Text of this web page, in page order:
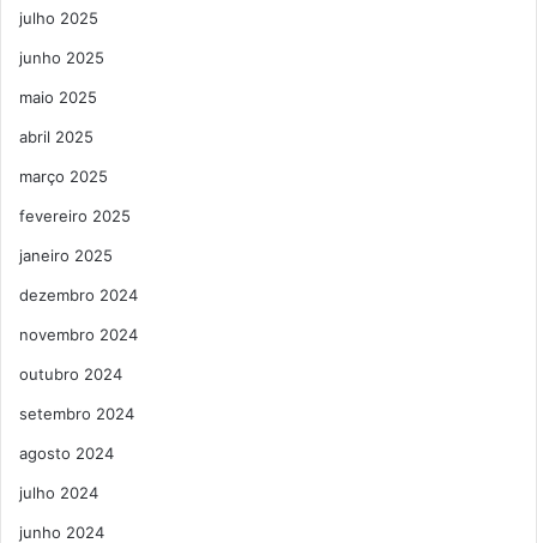
julho 2025
junho 2025
maio 2025
abril 2025
março 2025
fevereiro 2025
janeiro 2025
dezembro 2024
novembro 2024
outubro 2024
setembro 2024
agosto 2024
julho 2024
junho 2024